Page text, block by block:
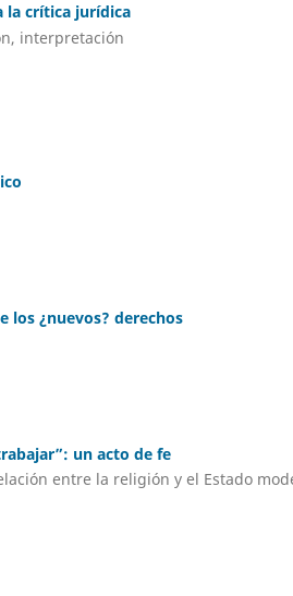
la crítica jurídica
interpretación
los ¿nuevos? derechos
un acto de fe
entre la religión y el Estado